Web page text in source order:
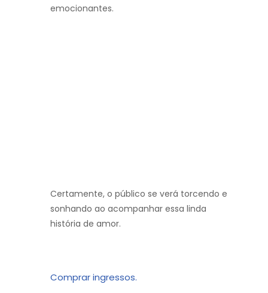
emocionantes.
Certamente, o público se verá torcendo e
sonhando ao acompanhar essa linda
história de amor.
Comprar ingressos.